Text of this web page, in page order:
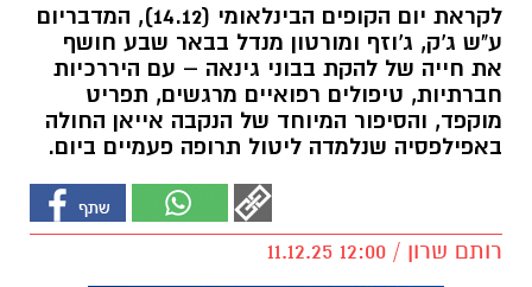
לקראת יום הקופים הבינלאומי (14.12), המדבריום
ע"ש ג'ק, ג'וזף ומורטון מנדל בבאר שבע חושף
את חייה של להקת בבוני גינאה – עם היררכיות
חברתיות, טיפולים רפואיים מרגשים, תפריט
מוקפד, והסיפור המיוחד של הנקבה אייאן החולה
באפילפסיה שנלמדה ליטול תרופה פעמיים ביום.
רותם שרון / 12:00 11.12.25